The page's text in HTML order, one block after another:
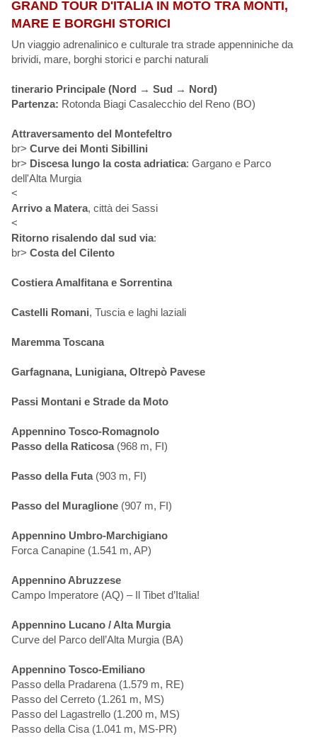
GRAND TOUR D'ITALIA IN MOTO TRA MONTI,
MARE E BORGHI STORICI
Un viaggio adrenalinico e culturale tra strade appenniniche da
brividi, mare, borghi storici e parchi naturali
tinerario Principale (Nord → Sud → Nord)
Partenza: Rotonda Biagi Casalecchio del Reno (BO)
Attraversamento del Montefeltro
br> Curve dei Monti Sibillini
br> Discesa lungo la costa adriatica: Gargano e Parco
dell'Alta Murgia
<
Arrivo a Matera, città dei Sassi
<
Ritorno risalendo dal sud via:
br> Costa del Cilento
Costiera Amalfitana e Sorrentina
Castelli Romani, Tuscia e laghi laziali
Maremma Toscana
Garfagnana, Lunigiana, Oltrepò Pavese
Passi Montani e Strade da Moto
Appennino Tosco-Romagnolo
Passo della Raticosa(968 m, FI)
Passo della Futa(903 m, FI)
Passo del Muraglione(907 m, FI)
Appennino Umbro-Marchigiano
Forca Canapine (1.541 m, AP)
Appennino Abruzzese
Campo Imperatore (AQ) – Il Tibet d’Italia!
Appennino Lucano / Alta Murgia
Curve del Parco dell’Alta Murgia (BA)
Appennino Tosco-Emiliano
Passo della Pradarena (1.579 m, RE)
Passo del Cerreto (1.261 m, MS)
Passo del Lagastrello (1.200 m, MS)
Passo della Cisa (1.041 m, MS-PR)